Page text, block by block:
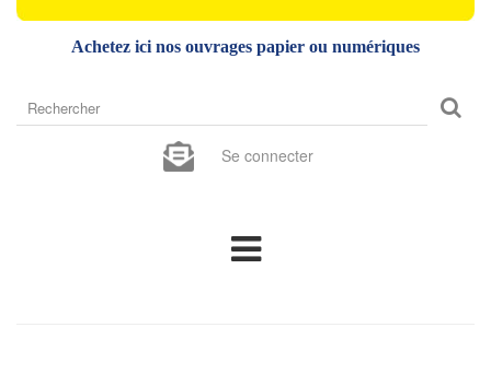
Achetez ici nos ouvrages papier ou numériques
sur
site
Se connecter